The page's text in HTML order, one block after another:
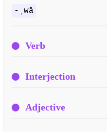
-ˌwā
Verb
Interjection
Adjective